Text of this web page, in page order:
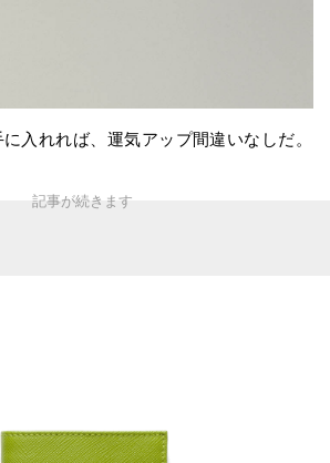
入れれば、運気アップ間違いなしだ。